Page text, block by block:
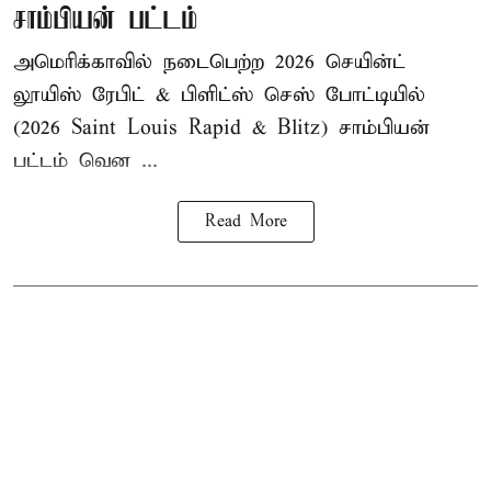
சாம்பியன் பட்டம்
அமெரிக்காவில் நடைபெற்ற 2026 செயின்ட்
லூயிஸ் ரேபிட் & பிளிட்ஸ் செஸ் போட்டியில்
(2026 Saint Louis Rapid & Blitz) சாம்பியன்
பட்டம் வென ...
Read More